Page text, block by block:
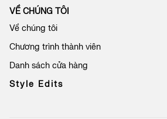
ý
n
ậ
n
b
ả
VỀ CHÚNG TÔI
Về chúng tôi
Chương trình thành viên
Danh sách cửa hàng
Style Edits